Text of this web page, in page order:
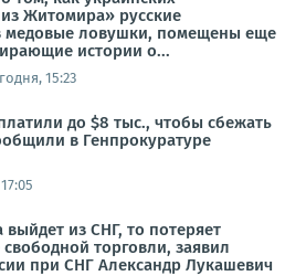
Житомира» русские
медовые ловушки, помещены еще
истории о...
15:23
до $8 тыс., чтобы сбежать
в Генпрокуратуре
из СНГ, то потеряет
свободной торговли, заявил
при СНГ Александр Лукашевич